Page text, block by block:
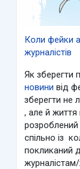
Коли фейки
журналістів
Як зберегти
новини від
зберегти не
, але й життя
спільно із
покликаний